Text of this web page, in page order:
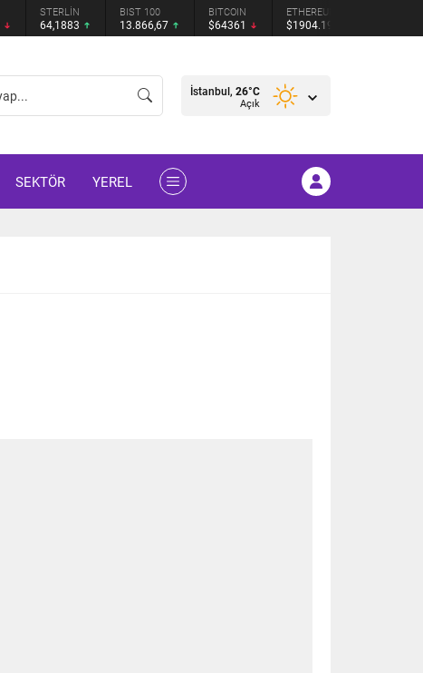
STERLİN
64,1883
BIST 100
13.866,67
BITCOIN
$64361
ETHEREUM
$1904.19
İstanbul, 26°C
Açık
SEKTÖR YEREL